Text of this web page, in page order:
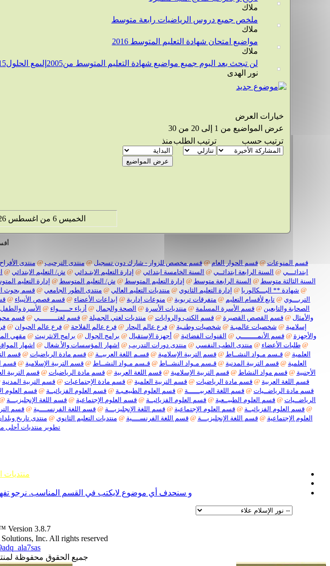
ملاك
ملخص جميع دروس الرياضيات رابعة متوسط
ملاك
مواضيع امتحان شهادة التعليم المتوسط 2016
ملاك
لن تبحث بعد اليوم جميع مواضيع شهادة التعليم المتوسط من2005إلىمع الحلول2015
نور الهدى
خيارات العرض
عرض المواضيع من 1 إلى 20 من 30
ترتيب حسب
ترتيب الطلبمنذ
الخميس 6 من اغسطس 2026 , الساعة الان 06:56:41 مساءً.
قسم المنوعات @قسم الحوار العام @قسم مخصص للزوار - شارك دون تسجيل @منتدى الترحيب @ منتدى
ابتدائـــي @ السنة الرابعة ابتدائــي @ السنة الخامسة ابتدائي @ إدارة التعليم الابتـدائي @ ش/ التعليم الابتدائي @
السنة الثالثة متوسط @ السنة الرابعة متوسط @ إدارة التعليم المتوسط @ ش/ التعليم المتوسط @ إدارة التعليم
@ شهادة ** البـــكالوريا @ إدارة التعليم الثانوي @ منتديات التعليم العالي @ منتدى الطور الجامعي @ قسم بحوث
التربـــوي @ تابع لأقسام التعليم @ متفرقات تربوية @ منوعات إدارية @ إبداعات الأعضاء @ قسم قصص الأنبياء @
الصحابة والتابعين @ قسم الأسرة المسلمة @ منتديات الأسرة @ الصحة والجمال @ أزياء حـــــواء @ الأسرة والطفل
والأمثال @قسم القصص القصيرة @قسم الكتب والروايات @ منتديات لغتي الجميلة @قسم لغتـــــــــي @قسم محو
إسلامية @ شخصيات عالميـة @ شخصيات وطنـية @فرع عالم البحار @فرع عالم الفلاحة @فرع عالم الحيوان @
والأجهزة @قسم الأنمــــــــي @ القنوات الفضائية @ أجهزة الإستقبال @ برامج الجوال @ برامج الانثرنيث @ مقهي
@طلبات الأعضاء @ منتدى الطب النفسي @ منتدى دورات التدريب @ اشهار المؤسسات والأ شغال @ اشهار
العلمية @قـسم مـواد النشــاط @قسم التربية الإسلامية @قسـم اللغة العربيــة @قسم مادة الرياضيات @قسم
العلمية @ قسم التربية المدنية @ قـسم مـواد النشــاط @ قـسم مـواد النشــاط @ قسم التربية الإسلامية @ قسم
الأجنبية @قسم مواد النشاط @قسم التربية الإسلامية @قسم اللغة العربية @قسم مادة الرياضيات @قسم التربية
قسم اللغة العربية @ قسم مادة الرياضيات @ قسم التربية العلمية @ قسم مادة الإجتماعيات @ قسم التربية المدنية
قسم مادة الرياضــيات @ قسم اللغة العربيــــــة @ قسم العلوم الطبيعـيـة @ قسم العلوم الفزيائيــة @قسم العلوم
الرياضــيات @ قسم العلوم الطبيــعية @ قسم العلوم الفزيائيــة @ قسم العلوم الإجتماعية @ قسم اللغة الإنجليزيـــة
@ قسم العلوم الفزيائيــة @ قسم العلوم الإجتماعية @ قسم اللغة الإنجليزيـــة @ قسم اللغة الفرنســــية @ قسم
العلوم الإجتماعية @قسم اللغة الإنجليزيـــة @قسم اللغة الفرنســــية @ منتديات التعليم الثانوي @ منتدى تاريخ
تطوير منتديات أحلى
منتديات
و سنحدف أي موضوع لايكتب في القسم المناسب. نرجو
Version 3.8.7
Inc. All rights reserved.
جميع الحقوق محفوظة